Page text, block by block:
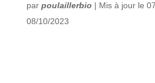
par poulaillerbio | Mis à jour le
08/10/2023